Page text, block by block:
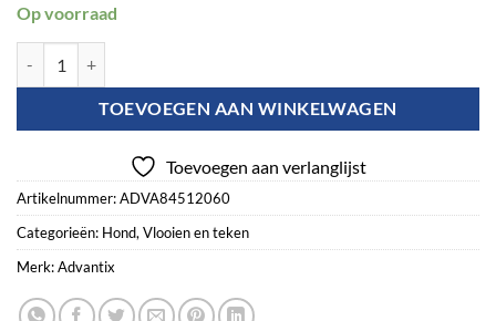
Op voorraad
TOEVOEGEN AAN WINKELWAGEN
Toevoegen aan verlanglijst
Artikelnummer:ADVA84512060
Categorieën: Hond,Vlooien en teken
Merk:Advantix